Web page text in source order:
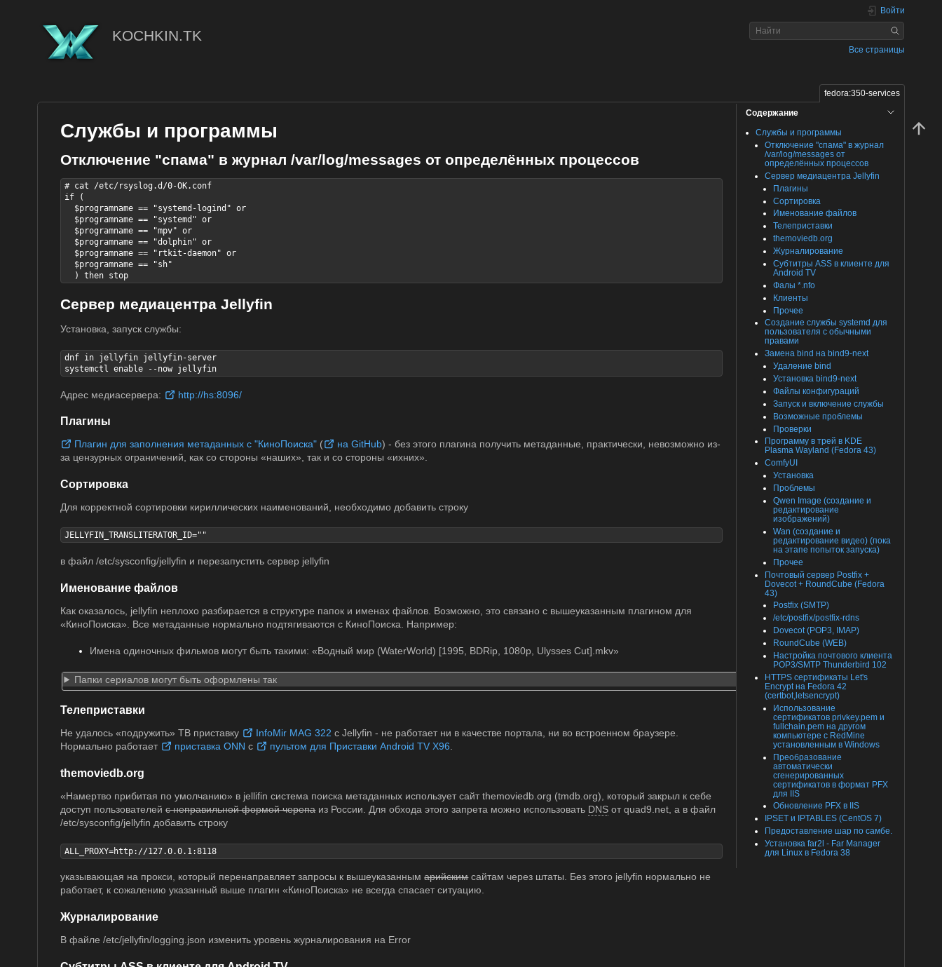
KOCHKIN.TK
Войти
Все страницы
fedora:350-services
Содержание
Службы и программы
Отключение "спама" в журнал
/var/log/messages от
определённых процессов
Сервер медиацентра Jellyfin
Плагины
Сортировка
Именование файлов
Телеприставки
themoviedb.org
Журналирование
Субтитры ASS в клиенте для
Android TV
Фалы *.nfo
Клиенты
Прочее
Создание службы systemd для
пользователя с обычными
правами
Замена bind на bind9-next
Удаление bind
Установка bind9-next
Файлы конфигураций
Запуск и включение службы
Возможные проблемы
Проверки
Программу в трей в KDE
Plasma Wayland (Fedora 43)
ComfyUI
Установка
Проблемы
Qwen Image (создание и
редактирование
изображений)
Wan (создание и
редактирование видео) (пока
на этапе попыток запуска)
Прочее
Почтовый сервер Postfix +
Dovecot + RoundCube (Fedora
43)
Postfix (SMTP)
/etc/postfix/postfix-rdns
Dovecot (POP3, IMAP)
RoundCube (WEB)
Настройка почтового клиента
POP3/SMTP Thunderbird 102
HTTPS сертификаты Let's
Encrypt на Fedora 42
(certbot,letsencrypt)
Использование
сертификатов privkey.pem и
fullchain.pem на другом
компьютере с RedMine
установленным в Windows
Преобразование
автоматически
сгенерированных
сертификатов в формат PFX
для IIS
Обновление PFX в IIS
IPSET и IPTABLES (CentOS 7)
Предоставление шар по самбе.
Установка far2l - Far Manager
для Linux в Fedora 38
Службы и программы
Отключение "спама" в журнал /var/log/messages от определённых процессов
# cat /etc/rsyslog.d/0-OK.conf
if (
  $programname == "systemd-logind" or
  $programname == "systemd" or
  $programname == "mpv" or
  $programname == "dolphin" or
  $programname == "rtkit-daemon" or
  $programname == "sh"
  ) then stop
Сервер медиацентра Jellyfin
Установка, запуск службы:
dnf in jellyfin jellyfin-server
systemctl enable --now jellyfin
Адрес медиасервера: http://hs:8096/
Плагины
Плагин для заполнения метаданных с "КиноПоиска" ( на GitHub) - без этого плагина получить метаданные, практически, невозможно из-
за цензурных ограничений, как со стороны «наших», так и со стороны «ихних».
Сортировка
Для корректной сортировки кириллических наименований, необходимо добавить строку
JELLYFIN_TRANSLITERATOR_ID=""
в файл /etc/sysconfig/jellyfin и перезапустить сервер jellyfin
Именование файлов
Как оказалось, jellyfin неплохо разбирается в структуре папок и именах файлов. Возможно, это связано с вышеуказанным плагином для
«КиноПоиска». Все метаданные нормально подтягиваются с КиноПоиска. Например:
Имена одиночных фильмов могут быть такими: «Водный мир (WaterWorld) [1995, BDRip, 1080р, Ulysses Cut].mkv»
Папки сериалов могут быть оформлены так
Телеприставки
Не удалось «подружить» ТВ приставку InfoMir MAG 322 с Jellyfin - не работает ни в качестве портала, ни во встроенном браузере.
Нормально работает
приставка ONN с пультом для Приставки Android TV X96.
themoviedb.org
«Намертво прибитая по умолчанию» в jellifin система поиска метаданных использует сайт themoviedb.org (tmdb.org), который закрыл к себе
доступ пользователейс неправильной формой черепаиз России. Для обхода этого запрета можно использовать DNS от quad9.net, а в файл
/etc/sysconfig/jellyfin добавить строку
ALL_PROXY=http://127.0.0.1:8118
указывающая на прокси, который перенаправляет запросы к вышеуказаннымарийскимсайтам через штаты. Без этого jellyfin нормально не
работает, к сожалению указанный выше плагин «КиноПоиска» не всегда спасает ситуацию.
Журналирование
В файле /etc/jellyfin/logging.json изменить уровень журналирования на Error